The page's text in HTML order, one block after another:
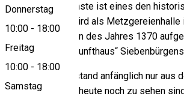
Donnerstag
10:00 - 18:00
Freitag
10:00 - 18:00
Samstag
Das Haus der Künste ist eines den
Stadt Sibiu. Sie wird als Metzgereienhalle
Kirchenabschriften des Jahres 1370
als das älteste „Zunfthaus“
Das Gebäude bestand anfänglich nur aus
dessen Gewölbe heute noch zu sehen